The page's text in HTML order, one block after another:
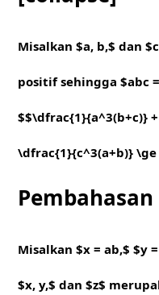
Misalkan $a, b,$ dan
positif sehingga $abc
$$\dfrac{1}{a^3(b+c)}
\dfrac{1}{c^3(a+b)}
Pembahasan
Misalkan $x = ab,$ $y
$x, y,$ dan $z$